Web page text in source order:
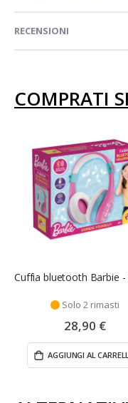
RECENSIONI
COMPRATI
Solo 2 rimasti
28,90 €
AGGIUNGI AL